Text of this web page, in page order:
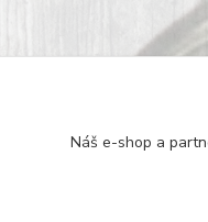
Náš e-shop a